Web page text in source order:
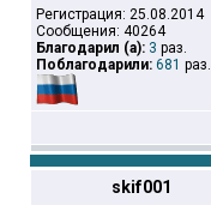
Регистрация: 25.08.2014
Сообщения: 40264
Благодарил (а): 3 раз.
Поблагодарили: 681 раз.
skif001